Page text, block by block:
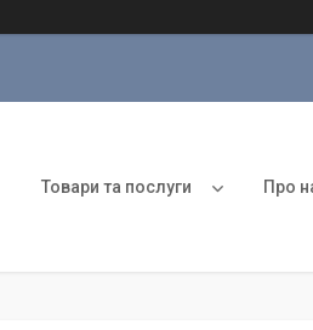
Товари та послуги Про